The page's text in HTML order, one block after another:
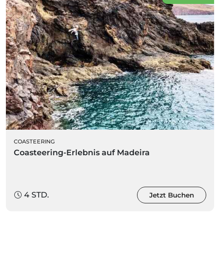
COASTEERING
Coasteering-Erlebnis auf Madeira
4 STD. Jetzt Buchen